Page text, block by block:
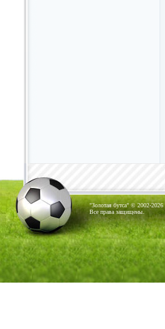
"Золотая бутса" © 2002-2026
Все права защищены.